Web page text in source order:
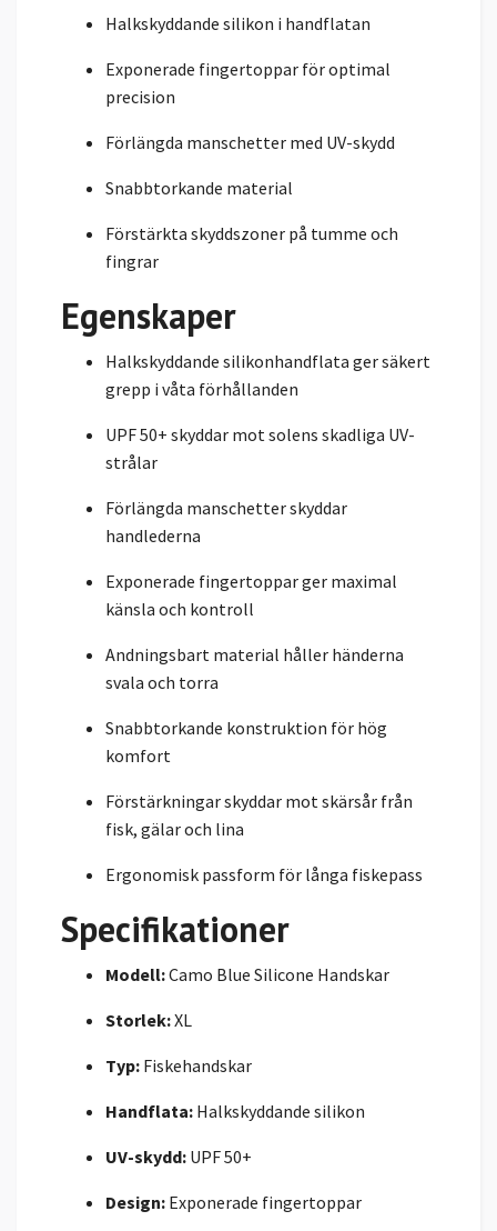
Halkskyddande silikon i handflatan
Exponerade fingertoppar för optimal
precision
Förlängda manschetter med UV-skydd
Snabbtorkande material
Förstärkta skyddszoner på tumme och
fingrar
Egenskaper
Halkskyddande silikonhandflata ger säkert
grepp i våta förhållanden
UPF 50+ skyddar mot solens skadliga UV-
strålar
Förlängda manschetter skyddar
handlederna
Exponerade fingertoppar ger maximal
känsla och kontroll
Andningsbart material håller händerna
svala och torra
Snabbtorkande konstruktion för hög
komfort
Förstärkningar skyddar mot skärsår från
fisk, gälar och lina
Ergonomisk passform för långa fiskepass
Specifikationer
Modell:Camo Blue Silicone Handskar
Storlek:XL
Typ: Fiskehandskar
Handflata: Halkskyddande silikon
UV-skydd: UPF 50+
Design: Exponerade fingertoppar